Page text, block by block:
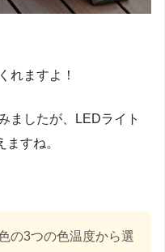
れますよ！
ましたが、LEDライト
すね。
の3つの色温度から選